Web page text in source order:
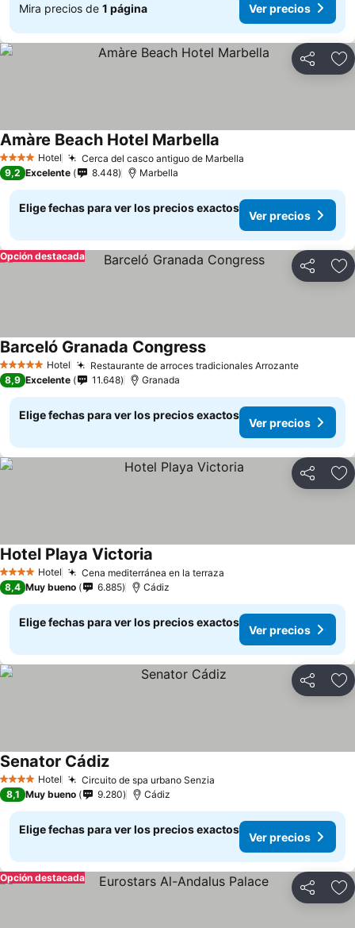
Mira precios de 1 página Ver precios
Compartir
4 EstrellasHotel Cerca del casco antiguo de Marbella
Amàre Beach Hotel Marbella
9,2 Excelente 8.448 Marbella
Elige fechas para ver los precios exactos
Ver precios
Compartir
Opción destacada
5 Estrellas Hotel Restaurante de arroces tradicionales ArrozanteVer
Barceló Granada CongressVer precios
8,9 Excelente 11.648 Granada
Elige fechas para ver los precios exactos
Ver precios
Compartir
4 EstrellasHotel Cena mediterránea en la terraza
Hotel Playa Victoria
8,4 Muy bueno 6.885 Cádiz
Elige fechas para ver los precios exactos
Ver precios
Compartir
4 EstrellasHotel Circuito de spa urbano Senzia
Senator CádizVer precios
8,1 Muy bueno 9.280 Cádiz
Elige fechas para ver los precios exactos
Ver precios
Compartir
Opción destacada